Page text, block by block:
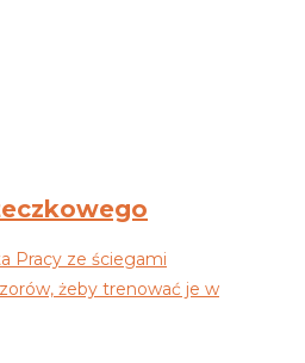
Pracy ze ściegami
żeby trenować je w